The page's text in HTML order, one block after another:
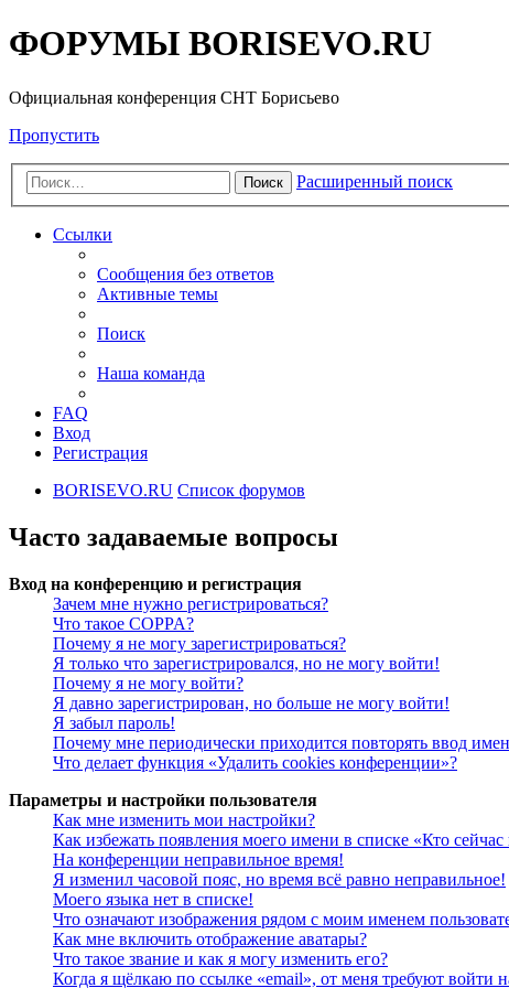
ФОРУМЫ BORISEVO.RU
Официальная конференция СНТ Борисьево
Пропустить
Поиск Расширенный поиск
Ссылки
Сообщения без ответов
Активные темы
Поиск
Наша команда
FAQ
Вход
Регистрация
BORISEVO.RU Список форумов
Часто задаваемые вопросы
Вход на конференцию и регистрация
Зачем мне нужно регистрироваться?
Что такое COPPA?
Почему я не могу зарегистрироваться?
Я только что зарегистрировался, но не могу войти!
Почему я не могу войти?
Я давно зарегистрирован, но больше не могу войти!
Я забыл пароль!
Почему мне периодически приходится повторять ввод
Что делает функция «Удалить cookies конференции»?
Параметры и настройки пользователя
Как мне изменить мои настройки?
Как избежать появления моего имени в списке «Кто
На конференции неправильное время!
Я изменил часовой пояс, но время всё равно неправильное!
Моего языка нет в списке!
Что означают изображения рядом с моим именем
Как мне включить отображение аватары?
Что такое звание и как я могу изменить его?
Когда я щёлкаю по ссылке «email», от меня требуют войти